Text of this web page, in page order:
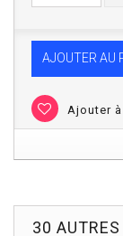
AJOUTER AU
Ajouter
30